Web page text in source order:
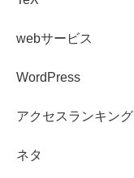
webサービス
WordPress
アクセスランキング
ネタ